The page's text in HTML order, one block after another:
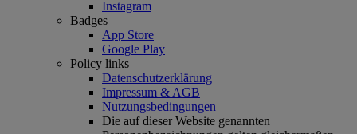
Instagram
Badges
App Store
Google Play
Policy links
Datenschutzerklärung
Impressum & AGB
Nutzungsbedingungen
Die auf dieser Website genannten